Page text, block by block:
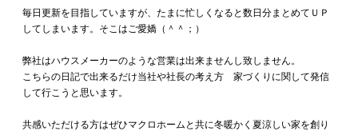
毎日更新を目指していますが、たまに忙しくなると数日分まとめてＵＰ
してしまいます。そこはご愛嬌（＾＾；）
弊社はハウスメーカーのような営業は出来ませんし致しません。
こちらの日記で出来るだけ当社や社長の考え方 家づくりに関して発信
して行こうと思います。
共感いただける方はぜひマクロホームと共に冬暖かく夏涼しい家を創り